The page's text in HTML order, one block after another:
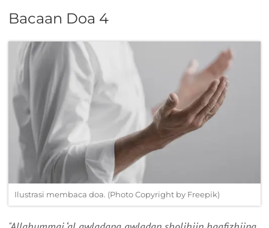
Bacaan Doa 4
Ilustrasi membaca doa. (Photo Copyright by Freepik)